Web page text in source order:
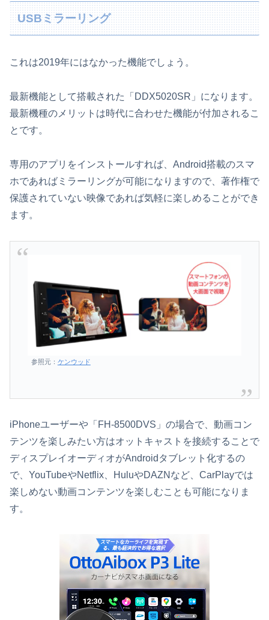
USBミラーリング
これは2019年にはなかった機能でしょう。
最新機能として搭載された「DDX5020SR」になります。
最新機種のメリットは時代に合わせた機能が付加されるこ
とです。
専用のアプリをインストールすれば、Android搭載のスマ
ホであればミラーリングが可能になりますので、著作権で
保護されていない映像であれば気軽に楽しめることができ
ます。
参照元： ケンウッド
iPhoneユーザーや「FH-8500DVS」の場合で、動画コン
テンツを楽しみたい方はオットキャストを接続することで
ディスプレイオーディオがAndroidタブレット化するの
で、YouTubeやNetflix、HuluやDAZNなど、CarPlayでは
楽しめない動画コンテンツを楽しむことも可能になりま
す。